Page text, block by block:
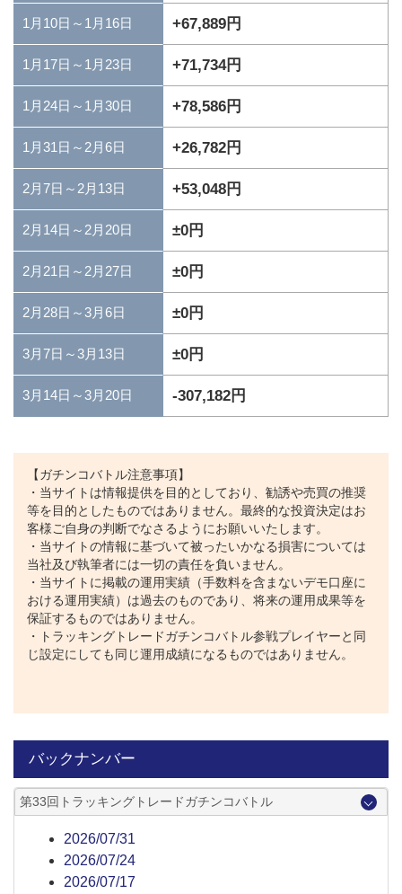
1月10日～1月16日 +67,889円
1月17日～1月23日 +71,734円
1月24日～1月30日 +78,586円
1月31日～2月6日 +26,782円
2月7日～2月13日 +53,048円
2月14日～2月20日 ±0円
2月21日～2月27日 ±0円
2月28日～3月6日 ±0円
3月7日～3月13日 ±0円
3月14日～3月20日 -307,182円
【ガチンコバトル注意事項】
・当サイトは情報提供を目的としており、勧誘や売買の推奨
等を目的としたものではありません。最終的な投資決定はお
客様ご自身の判断でなさるようにお願いいたします。
・当サイトの情報に基づいて被ったいかなる損害については
当社及び執筆者には一切の責任を負いません。
・当サイトに掲載の運用実績（手数料を含まないデモ口座に
おける運用実績）は過去のものであり、将来の運用成果等を
保証するものではありません。
・トラッキングトレードガチンコバトル参戦プレイヤーと同
じ設定にしても同じ運用成績になるものではありません。
バックナンバー
第33回トラッキングトレードガチンコバトル
2026/07/31
2026/07/24
2026/07/17